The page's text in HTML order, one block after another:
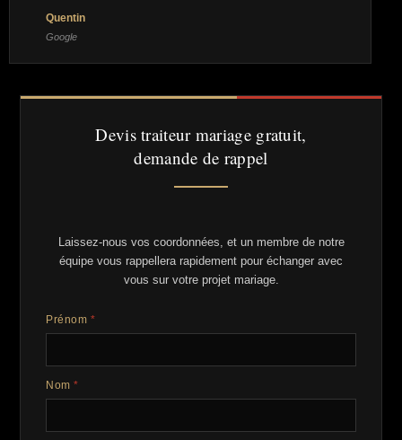
Quentin
Google
Devis traiteur mariage gratuit,
demande de rappel
Laissez-nous vos coordonnées, et un membre de notre
équipe vous rappellera rapidement pour échanger avec
vous sur votre projet mariage.
Prénom *
Nom *